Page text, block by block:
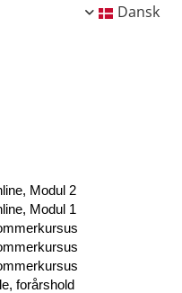
Dansk
Modul 2
Modul 1
forårshold